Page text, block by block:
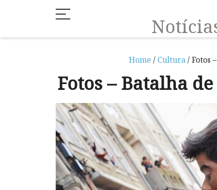
Home / Cultura/ Fotos
Fotos – Batalha